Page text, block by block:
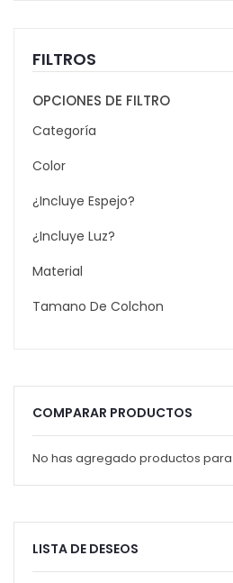
FILTROS
OPCIONES DE FILTRO
Categoría
Color
¿Incluye Espejo?
¿Incluye Luz?
Material
Tamano De Colchon
COMPARAR PRODUCTOS
No has agregado productos
LISTA DE DESEOS